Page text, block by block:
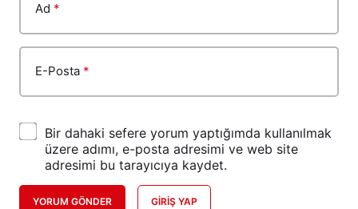
Ad *
E-Posta *
Bir dahaki sefere yorum yaptığımda kullanılmak
üzere adımı, e-posta adresimi ve web site
adresimi bu tarayıcıya kaydet.
YORUM GÖNDER GIRIŞ YAP